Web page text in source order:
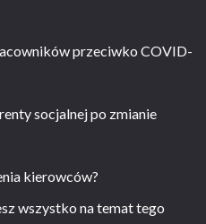
przeciwko COVID-
socjalnej po zmianie
kierowców?
wszystko na temat tego